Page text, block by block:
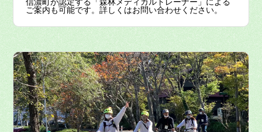
ご案内も可能です。詳しくはお問い合わせください。